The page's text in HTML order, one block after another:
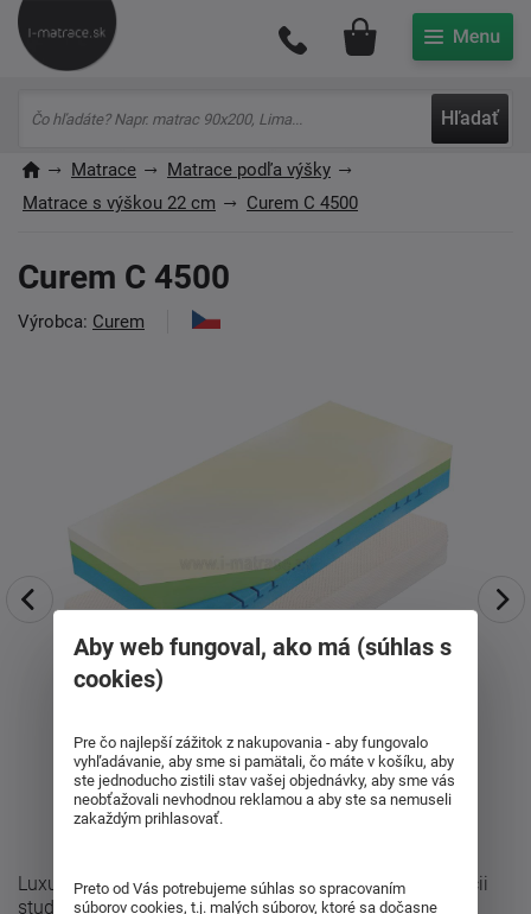
Hľadať
Môj účet
Matrace
Matrace podľa výšky
Matrace s výškou 22 cm
Curem C 4500
Curem C 4500
Výrobca: Curem
Luxusný ortopedický matrac Curem C 4500 v kombinácii
studenej a lenivej peny v sete 1+1 . Matrac sa skladá z
Aby web fungoval, ako má (súhlas s
cookies)
Pre čo najlepší zážitok z nakupovania - aby fungovalo
vyhľadávanie, aby sme si pamätali, čo máte v košíku, aby
ste jednoducho zistili stav vašej objednávky, aby sme vás
neobťažovali nevhodnou reklamou a aby ste sa nemuseli
zakaždým prihlasovať.
Preto od Vás potrebujeme súhlas so spracovaním
súborov cookies, t.j. malých súborov, ktoré sa dočasne